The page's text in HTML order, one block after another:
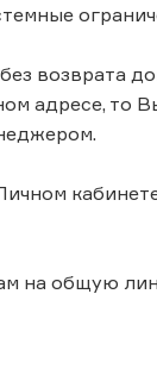
возврата
адресе, то
на общую